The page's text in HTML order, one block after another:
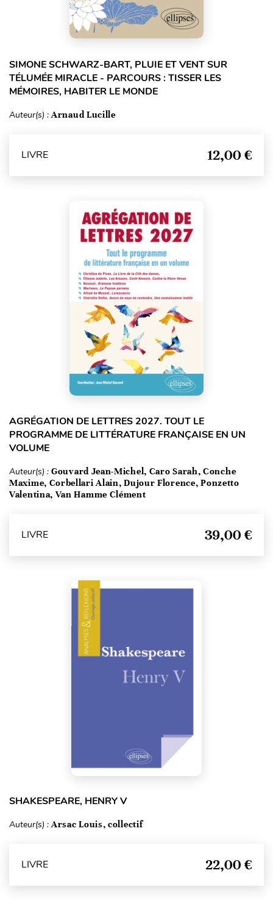
SIMONE SCHWARZ-BART, PLUIE ET VENT SUR
TÉLUMÉE MIRACLE - PARCOURS : TISSER LES
MÉMOIRES, HABITER LE MONDE
Auteur(s) :Arnaud Lucille
LIVRE 12,00 €
AGRÉGATION DE LETTRES 2027. TOUT LE
PROGRAMME DE LITTÉRATURE FRANÇAISE EN UN
VOLUME
Auteur(s) : Gouvard Jean-Michel, Caro Sarah, Conche
Maxime, Corbellari Alain, Dujour Florence, Ponzetto
Valentina, Van Hamme Clément
LIVRE 39,00 €
SHAKESPEARE, HENRY V
Auteur(s) :Arsac Louis, collectif
LIVRE 22,00 €